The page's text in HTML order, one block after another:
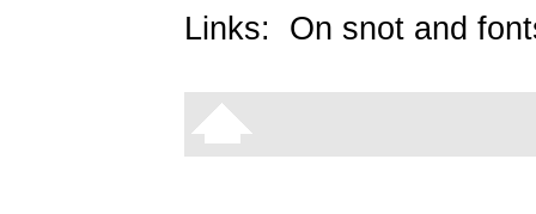
Links: On snot and